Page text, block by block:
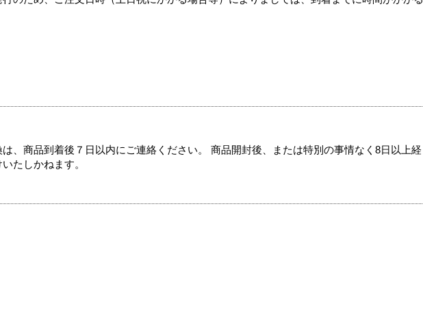
、商品到着後７日以内にご連絡ください。 商品開封後、または特別の事情なく8日以上経
たしかねます。